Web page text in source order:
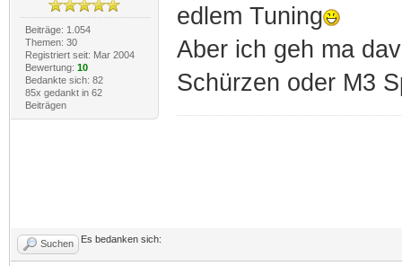
Beiträge: 1.054
Themen: 30
Registriert seit: Mar 2004
Bewertung: 10
Bedankte sich: 82
85x gedankt in 62
Beiträgen
edlem Tuning
Aber ich geh ma
Schürzen oder M3
Suchen Es bedanken sich: